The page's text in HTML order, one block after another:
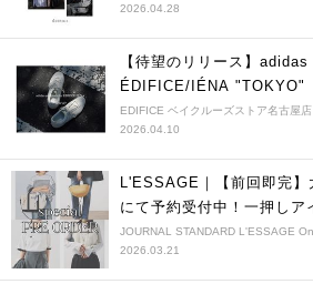
2026.04.28
【待望のリリース】
ÉDIFICE/IÉNA "TOKYO"
EDIFICE ベイクルーズストア名古屋店
2026.04.10
L'ESSAGE｜【前回即完】
にて予約受付中！一押しア
JOURNAL STANDARD L'ESSAGE
2026.03.21